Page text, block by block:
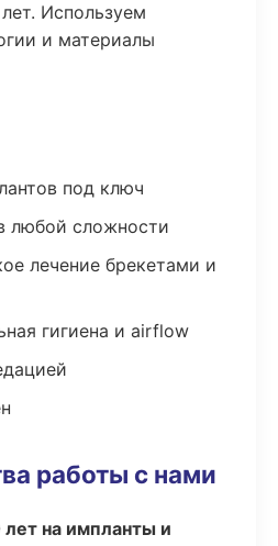
Используем
и материалы
под ключ
любой сложности
лечение брекетами и
гигиена и airflow
работы с нами
лет на импланты и